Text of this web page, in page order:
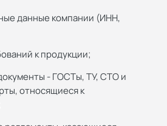
данные компании (ИНН,
к продукции;
- ГОСТы, ТУ, СТО и
относящиеся к